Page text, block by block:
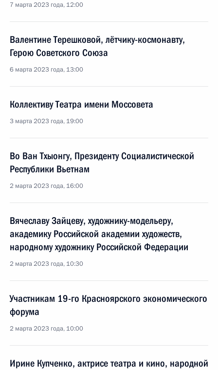
7 марта 2023 года, 12:00
Валентине Терешковой, лётчику-космонавту,
Герою Советского Союза
6 марта 2023 года, 13:00
Коллективу Театра имени Моссовета
3 марта 2023 года, 19:00
Во Ван Тхыонгу, Президенту Социалистической
Республики Вьетнам
2 марта 2023 года, 16:00
Вячеславу Зайцеву, художнику-модельеру,
академику Российской академии художеств,
народному художнику Российской Федерации
2 марта 2023 года, 10:30
Участникам 19-го Красноярского экономического
форума
2 марта 2023 года, 10:00
Ирине Купченко, актрисе театра и кино, народной